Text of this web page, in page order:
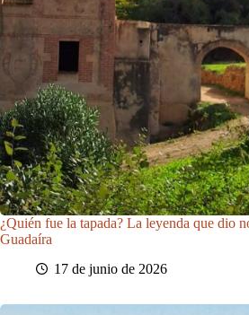
¿Quién fue la tapada? La leyenda que dio
Guadaíra
17 de junio de 2026